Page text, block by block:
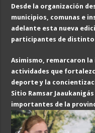
Desde la organización
municipios, comunas e
adelante esta nueva
participantes de
Asimismo, remarcaron
actividades que
deporte y la
Sitio Ramsar
importantes de la